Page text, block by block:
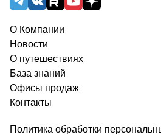
О Компании
Новости
О путешествиях
База знаний
Офисы продаж
Контакты
Политика обработки